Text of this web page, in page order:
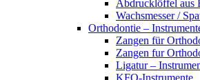
Abdrucklöffel aus
Wachsmesser /
Orthodontie –
Zangen für
Zangen fur
Ligatur –
KFO-Instrumente